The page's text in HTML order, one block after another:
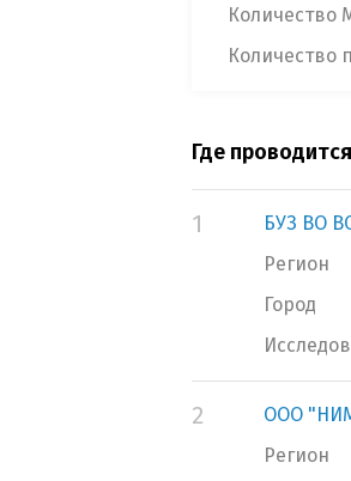
Количество
Количество
Где
1
БУЗ ВО
Регион
Город
2
ООО
Регион